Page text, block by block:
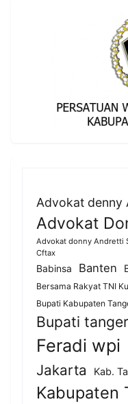
Advokat denny
Advokat
Advokat donny Andretti
Cftax
Babinsa Banten
Bersama Rakyat TNI
Bupati Kabupaten
Bupati
Feradi wpi
Jakarta Kab.
Kabupaten